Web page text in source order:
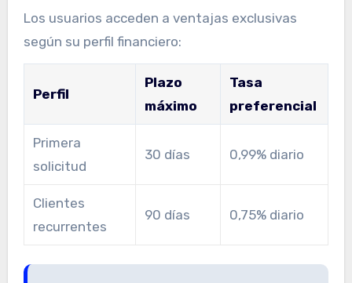
Los usuarios acceden a ventajas exclusivas
según su perfil financiero:
Perfil
Plazo
máximo
Tasa
preferencial
Primera
solicitud
30 días 0,99% diario
Clientes
recurrentes
90 días 0,75% diario